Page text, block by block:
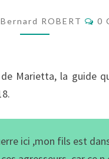
Bernard ROBERT 0
Marietta, la guide
ici ,mon fils est